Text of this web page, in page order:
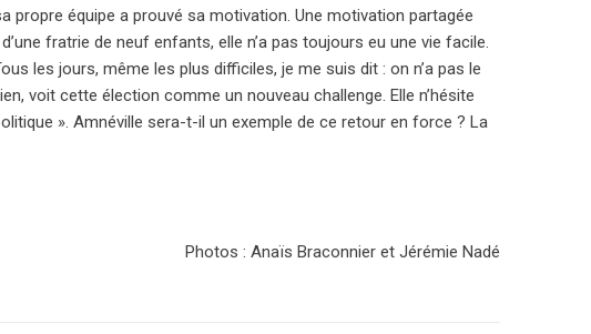
propre équipe a prouvé sa motivation. Une motivation partagée
fratrie de neuf enfants, elle n’a pas toujours eu une vie facile.
les jours, même les plus difficiles, je me suis dit : on n’a pas le
voit cette élection comme un nouveau challenge. Elle n’hésite
». Amnéville sera-t-il un exemple de ce retour en force ? La
Photos : Anaïs Braconnier et Jérémie Nadé